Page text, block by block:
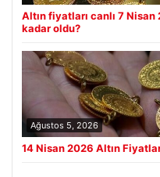
Altın fiyatları canlı 7
kadar oldu?
Ağustos 5, 2026
14 Nisan 2026 Altın